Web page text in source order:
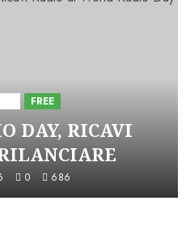
FREE
DAY, RICAVI
0 686